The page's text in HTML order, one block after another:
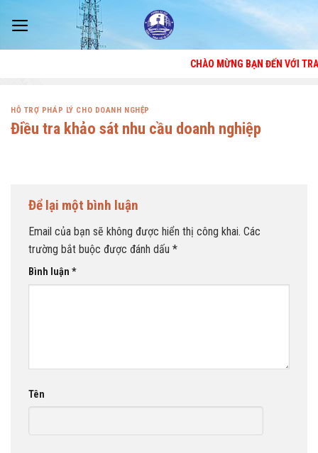
CHÀO MỪNG BẠN ĐẾN VỚI TRANG
HỖ TRỢ PHÁP LÝ CHO DOANH NGHỆP
Điều tra khảo sát nhu cầu doanh nghiệp
Để lại một bình luận
Email của bạn sẽ không được hiển thị công khai. Các
trường bắt buộc được đánh dấu *
Bình luận *
Tên